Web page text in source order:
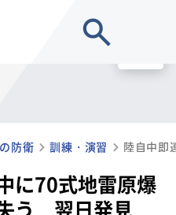
防衛 訓練・演習
に70式地雷原爆
う 翌日発見